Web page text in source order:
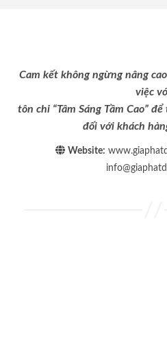
Cam kết không ngừng nâng
việc
tôn chỉ “Tâm Sáng Tầm Cao”
đối với khách
Website: